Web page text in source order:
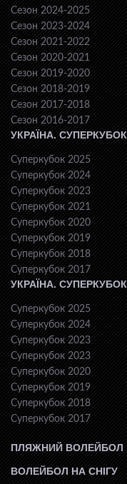
Сезон 2024-2025
Сезон 2023-2024
Сезон 2021-2022
Сезон 2020-2021
Сезон 2019-2020
Сезон 2018-2019
Сезон 2017-2018
Сезон 2016-2017
УКРАЇНА.
Суперкубок 2025
Суперкубок 2024
Суперкубок 2023
Суперкубок 2021
Суперкубок 2020
Суперкубок 2019
Суперкубок 2018
Суперкубок 2017
УКРАЇНА.
Суперкубок 2025
Суперкубок 2024
Суперкубок 2023
Суперкубок 2023
Суперкубок 2020
Суперкубок 2019
Суперкубок 2018
Суперкубок 2017
ПЛЯЖНИЙ ВОЛЕЙБОЛ
ВОЛЕЙБОЛ НА СНІГУ